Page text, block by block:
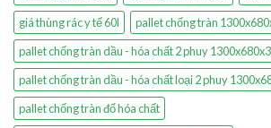
giá thùng rác y tế 60l
pallet chống tràn
pallet chống tràn dầu - hóa chất 2 phuy
pallet chống tràn dầu - hóa chất loại 2 phuy
pallet chống tràn đổ hóa chất